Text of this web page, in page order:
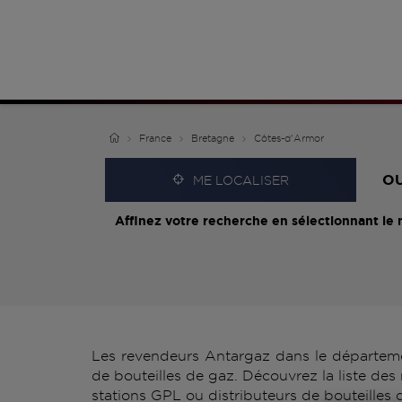
France Bretagne Côtes-d'Armor
ME LOCALISER
Affinez votre recherche en sélectionnant le
Les revendeurs Antargaz dans le
de bouteilles de gaz. Découvrez la liste
stations GPL ou distributeurs de bouteilles